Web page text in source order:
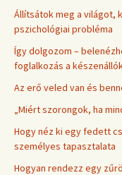
Állítsátok meg a világot,
pszichológiai probléma
Így dolgozom –
foglalkozás a
Az erő veled van és
„Miért szorongok, ha
Hogy néz ki egy fedett
személyes tapasztalata
Hogyan rendezz egy